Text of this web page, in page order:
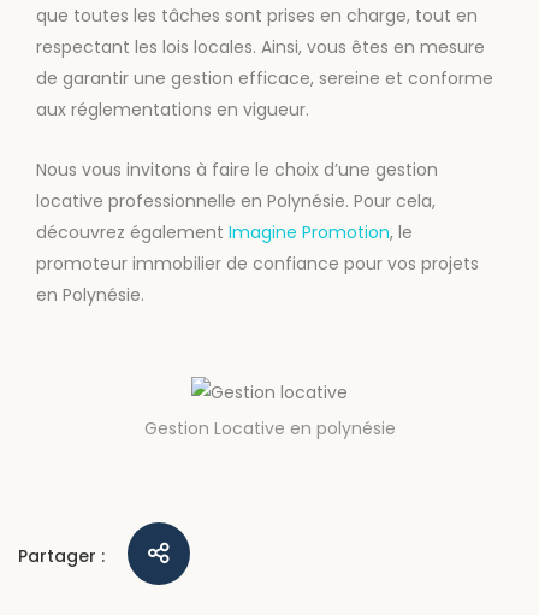
que toutes les tâches sont prises en charge, tout en
respectant les lois locales. Ainsi, vous êtes en mesure
de garantir une gestion efficace, sereine et conforme
aux réglementations en vigueur.
Nous vous invitons à faire le choix d’une gestion
locative professionnelle en Polynésie. Pour cela,
découvrez également Imagine Promotion, le
promoteur immobilier de confiance pour vos projets
en Polynésie.
Gestion Locative en polynésie
Partager :